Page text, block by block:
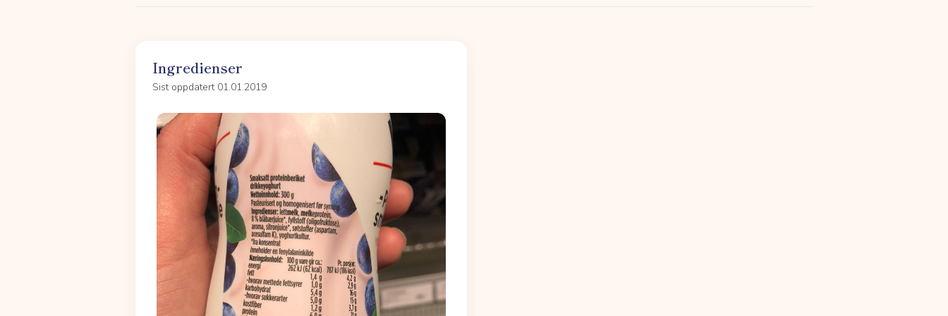
Ingredienser
Sist oppdatert 01.01.2019